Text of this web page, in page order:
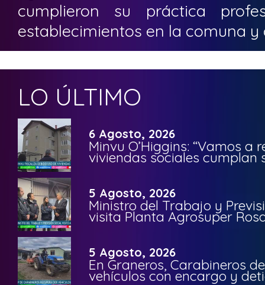
cumplieron su práctica
establecimientos en la comuna
LO ÚLTIMO
6 Agosto, 2026
Minvu O’Higgins: “Vamos a
viviendas sociales cumplan
5 Agosto, 2026
Ministro del Trabajo y
visita Planta Agrosuper
5 Agosto, 2026
En Graneros, Carabineros
vehículos con encargo y